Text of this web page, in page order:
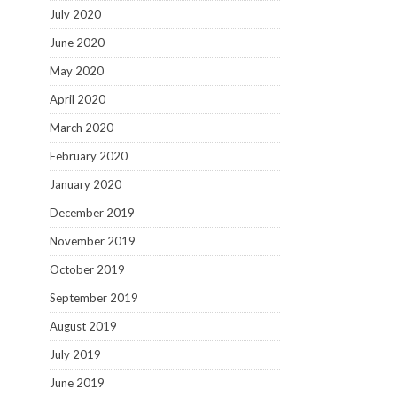
July 2020
June 2020
May 2020
April 2020
March 2020
February 2020
January 2020
December 2019
November 2019
October 2019
September 2019
August 2019
July 2019
June 2019